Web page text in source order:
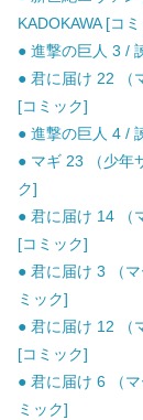
KADOKAWA [コ
● 進撃の巨人 3 /
● 君に届け 22 （
[コミック]
● 進撃の巨人 4 /
● マギ 23 （少年
ク]
● 君に届け 14 （
[コミック]
● 君に届け 3 （
ミック]
● 君に届け 12 （
[コミック]
● 君に届け 6 （
ミック]